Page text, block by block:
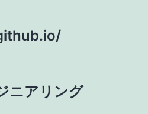
ニアリング